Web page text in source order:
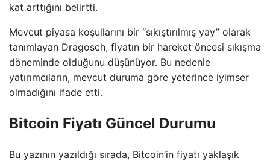
kat arttığını belirtti.
Mevcut piyasa koşullarını bir “sıkıştırılmış yay” olarak
tanımlayan Dragosch, fiyatın bir hareket öncesi sıkışma
döneminde olduğunu düşünüyor. Bu nedenle
yatırımcıların, mevcut duruma göre yeterince iyimser
olmadığını ifade etti.
Bitcoin Fiyatı Güncel Durumu
Bu yazının yazıldığı sırada, Bitcoin’in fiyatı yaklaşık